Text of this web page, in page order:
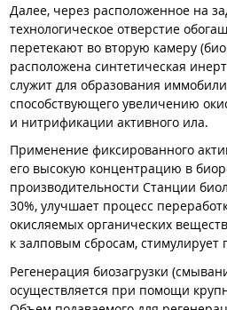
Далее, через расположенное на
технологическое отверстие
перетекают во вторую камеру
расположена синтетическая
служит для образования
способствующего увеличению
и нитрификации активного ила.
Применение фиксированного
его высокую концентрацию в
производительности Станции
30%, улучшает процесс
окисляемых органических
к залповым сбросам,
Регенерация биозагрузки
осуществляется при помощи